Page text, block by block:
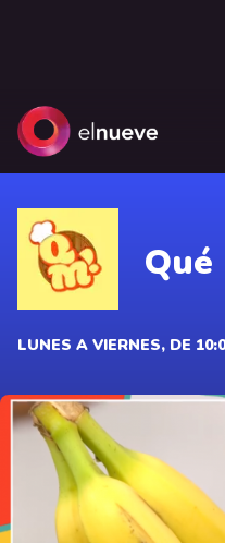
Qué
LUNES A VIERNES, DE